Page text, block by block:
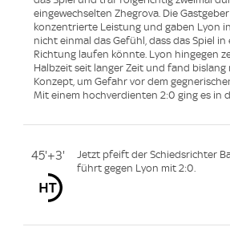
eingewechselten Zhegrova. Die
konzentrierte Leistung und gaben Lyon
nicht einmal das Gefühl, dass das Spiel in
Richtung laufen könnte. Lyon hingegen
Halbzeit seit langer Zeit und fand bislang
Konzept, um Gefahr vor dem
Mit einem hochverdienten 2:0 ging es in
45'+3'
Jetzt pfeift der Schiedsrichter
führt gegen Lyon mit 2:0.